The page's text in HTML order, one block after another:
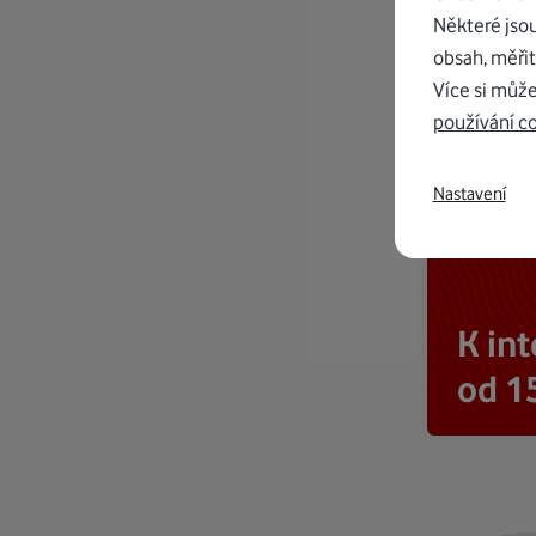
K
od
Některé
obsah,
Více si
používání
Nastavení